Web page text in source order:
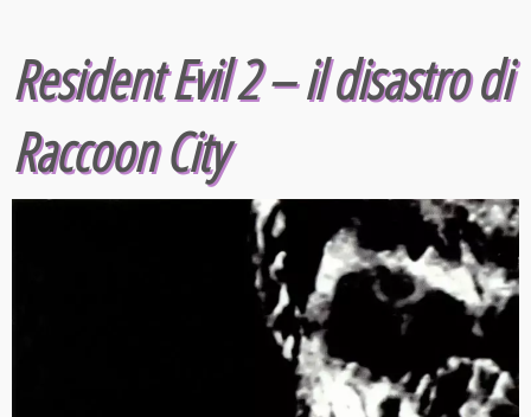
Resident Evil 2 – il disastro di
Raccoon City